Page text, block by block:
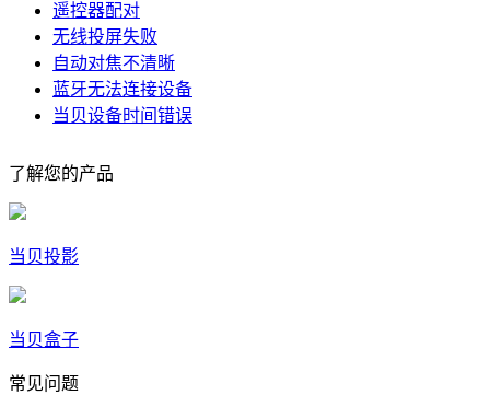
遥控器配对
无线投屏失败
自动对焦不清晰
蓝牙无法连接设备
当贝设备时间错误
了解您的产品
当贝投影
当贝盒子
常见问题